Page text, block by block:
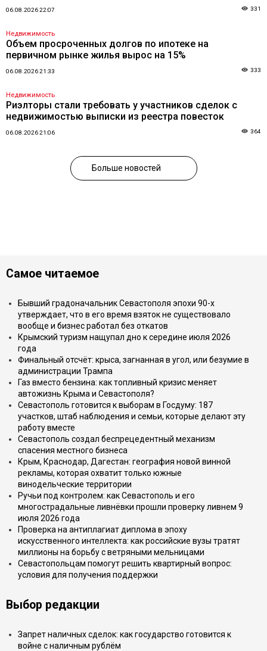
06.08.2026 22:07 331
Недвижимость
Объем просроченных долгов по ипотеке на
первичном рынке жилья вырос на 15%
06.08.2026 21:33 333
Недвижимость
Риэлторы стали требовать у участников сделок с
недвижимостью выписки из реестра повесток
06.08.2026 21:06 364
Больше новостей
Самое читаемое
Бывший градоначальник Севастополя эпохи 90-х
утверждает, что в его время взяток не существовало
вообще и бизнес работал без откатов
Крымский туризм нащупал дно к середине июля 2026
года
Финальный отсчёт: крыса, загнанная в угол, или безумие в
администрации Трампа
Газ вместо бензина: как топливный кризис меняет
автожизнь Крыма и Севастополя?
Севастополь готовится к выборам в Госдуму: 187
участков, штаб наблюдения и семьи, которые делают эту
работу вместе
Севастополь создал беспрецедентный механизм
спасения местного бизнеса
Крым, Краснодар, Дагестан: география новой винной
рекламы, которая охватит только южные
винодельческие территории
Ручьи под контролем: как Севастополь и его
многострадальные ливнёвки прошли проверку ливнем 9
июля 2026 года
Проверка на антиплагиат диплома в эпоху
искусственного интеллекта: как российские вузы тратят
миллионы на борьбу с ветряными мельницами
Севастопольцам помогут решить квартирный вопрос:
условия для получения поддержки
Выбор редакции
Запрет наличных сделок: как государство готовится к
войне с наличным рублём